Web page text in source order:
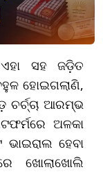
ସହ ଜଡ଼ିତ
ହୋଇଗଲାଣି,
ଆରମ୍ଭ
ଅଳକା
ହେବା
ଖୋଲାଖୋଲି